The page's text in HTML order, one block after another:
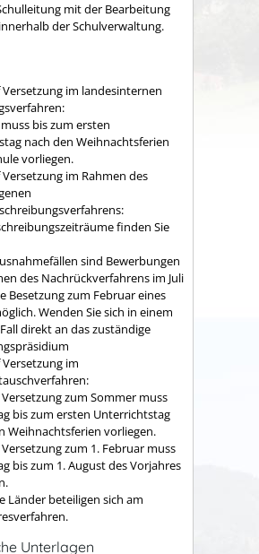
mit der Bearbeitung
der Schulverwaltung.
im landesinternen
bis zum ersten
nach den Weihnachtsferien
vorliegen.
im Rahmen des
finden Sie
sind Bewerbungen
des Nachrückverfahrens im Juli
Besetzung zum Februar eines
Wenden Sie sich in einem
direkt an das zuständige
im
zum Sommer muss
bis zum ersten Unterrichtstag
Weihnachtsferien vorliegen.
zum 1. Februar muss
bis zum 1. August des Vorjahres
Länder beteiligen sich am
Unterlagen